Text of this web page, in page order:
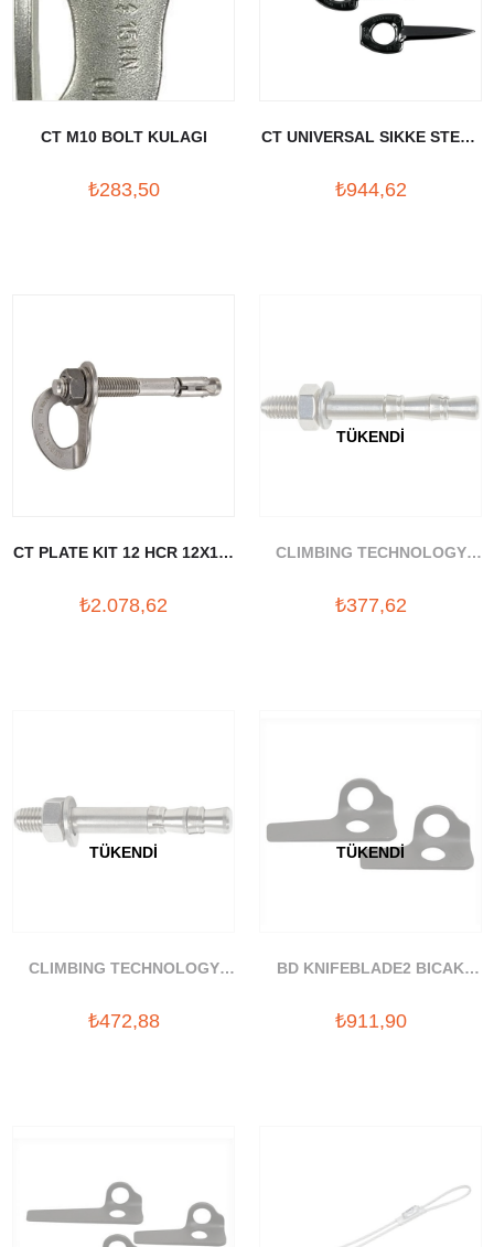
CT M10 BOLT KULAGI
₺283,50
CT UNIVERSAL SIKKE STEEL
₺944,62
CT PLATE KIT 12 HCR 12X110
₺2.078,62
TÜKENDI
CLIMBING TECHNOLOGY
₺377,62
TÜKENDI
CLIMBING TECHNOLOGY
₺472,88
TÜKENDI
BD KNIFEBLADE2 BICAK
₺911,90